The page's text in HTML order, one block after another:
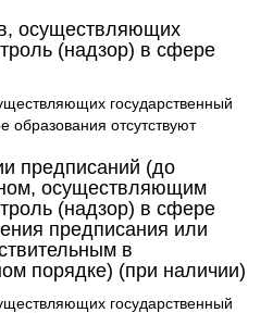
осуществляющих
(надзор) в сфере
государственный
образования отсутствуют
предписаний (до
осуществляющим
(надзор) в сфере
предписания или
в
порядке) (при наличии)
государственный